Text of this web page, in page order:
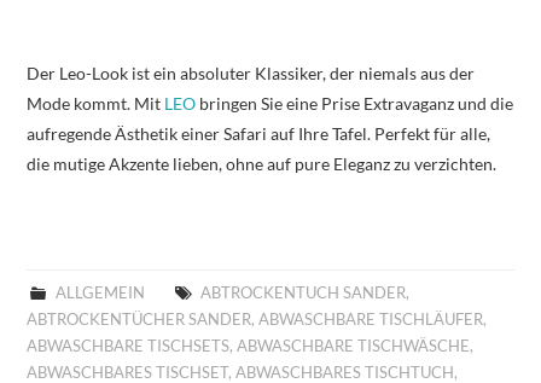
Der Leo-Look ist ein absoluter Klassiker, der niemals aus der
Mode kommt. Mit LEO bringen Sie eine Prise Extravaganz und die
aufregende Ästhetik einer Safari auf Ihre Tafel. Perfekt für alle,
die mutige Akzente lieben, ohne auf pure Eleganz zu verzichten.
ALLGEMEIN ABTROCKENTUCH SANDER,
ABTROCKENTÜCHER SANDER,ABWASCHBARE TISCHLÄUFER,
ABWASCHBARE TISCHSETS,ABWASCHBARE TISCHWÄSCHE,
ABWASCHBARES TISCHSET,ABWASCHBARES TISCHTUCH,